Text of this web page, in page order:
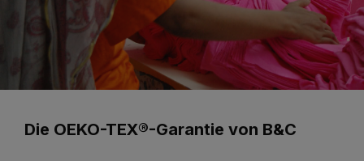
Die OEKO-TEX®-Garantie von B&C